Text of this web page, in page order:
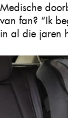
Medische
van fan? “Ik
in al die jaren